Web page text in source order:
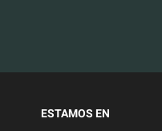
ESTAMOS EN